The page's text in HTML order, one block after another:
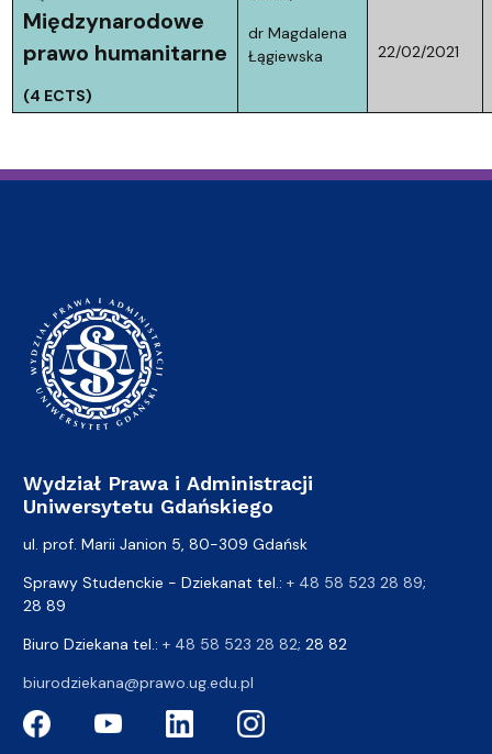
Międzynarodowe
prawo humanitarne
(4 ECTS)
dr Magdalena
Łągiewska
22/02/2021
Wydział Prawa i Administracji
Uniwersytetu Gdańskiego
ul. prof. Marii Janion 5, 80-309 Gdańsk
Sprawy Studenckie - Dziekanat tel.: + 48 58 523 28 89;
28 89
Biuro Dziekana tel.: + 48 58 523 28 82; 28 82
biurodziekana@prawo.ug.edu.pl